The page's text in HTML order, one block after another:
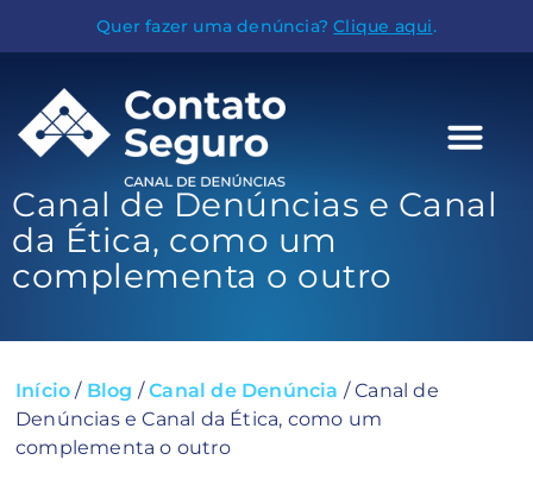
Quer fazer uma denúncia?Clique aqui.
Canal de Denúncias e Canal
da Ética, como um
complementa o outro
Início / Blog /Canal de Denúncia /Canal de
Denúncias e Canal da Ética, como um
complementa o outro